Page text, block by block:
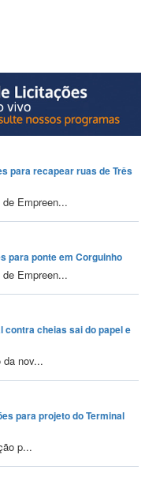
para recapear ruas de Três
Empreen...
para ponte em Corguinho
Empreen...
contra cheias sai do papel e
nov...
para projeto do Terminal
p...